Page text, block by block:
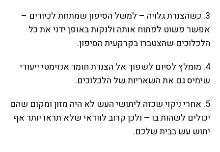
3. כשהצנרת גלויה – למשל הסיפון שמתחת לכיורים –
אפשר פשוט לפתוח אותה ולנקות באופן ידני את כל
הלכלוכים שהצטברו בקרקעית הסיפון.
4. מומלץ לסיום לשפוך אל הצנרת חומר אנזימטי ייעודי
שימיס גם את השאריות של הלכלוכים.
5. אחרי ניקוי שכזה ליתושי העש לא היה מזון ומקום שהם
יכולים לשהות בו – ולכן קרוב לוודאי שלא תראו יותר אף
יתוש עש בבית שלכם.